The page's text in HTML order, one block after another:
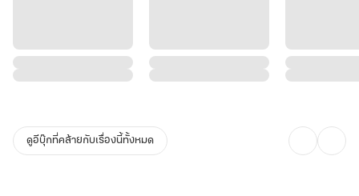
ดูอีบุ๊กที่คล้ายกับเรื่องนี้ทั้งหมด